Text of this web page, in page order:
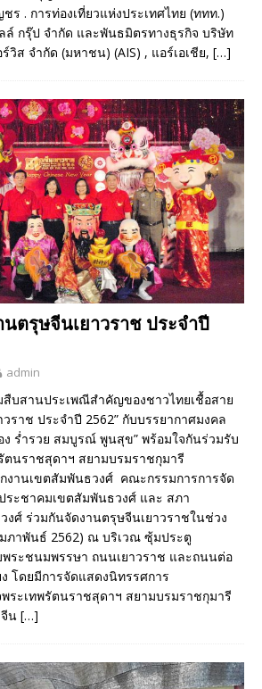
. การท่องเที่ยวแห่งประเทศไทย (ททท.)
ล์ กรุ๊ป จำกัด และพันธมิตรทางธุรกิจ บริษัท
ส จำกัด (มหาชน) (AIS) , แอร์เอเชีย, […]
ตรุษจีนเยาวราช ประจำปี
admin
บสานประเพณีสำคัญของชาวไทยเชื้อสาย
ราช ประจำปี 2562” กับบรรยากาศมงคล
ร่ำรวย สมบูรณ์ พูนสุข” พร้อมใจกันร่วมรับ
ตนราชสุดาฯ สยามบรมราชกุมารี
งานเขตสัมพันธวงศ์ คณะกรรมการการจัด
ระชาคมเขตสัมพันธวงศ์ และ สภา
ศ์ ร่วมกันจัดงานตรุษจีนเยาวราชในช่วง
ภาพันธ์ 2562) ณ บริเวณ ซุ้มประตู
พระชนมพรรษา ถนนเยาวราช และถนนต่อ
โดยมีการจัดแสดงนิทรรศการ
พระเทพรัตนราชสุดาฯ สยามบรมราชกุมารี
น […]